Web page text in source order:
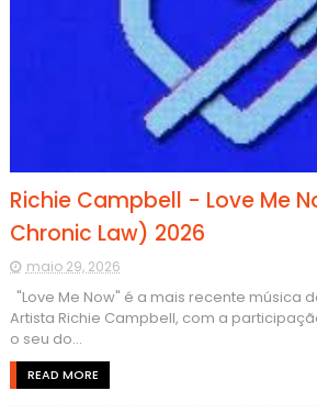
Richie Campbell - Love Me
Chronic Law) 2026
maio 29, 2026
"Love Me Now" é a mais recente música
Artista Richie Campbell, com a
o seu do...
READ MORE